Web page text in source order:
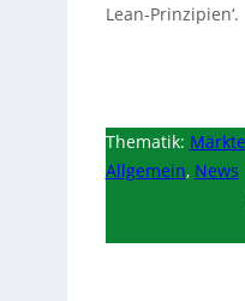
Lean-Prinzipien‘.
Thematik:
Allgemein, News